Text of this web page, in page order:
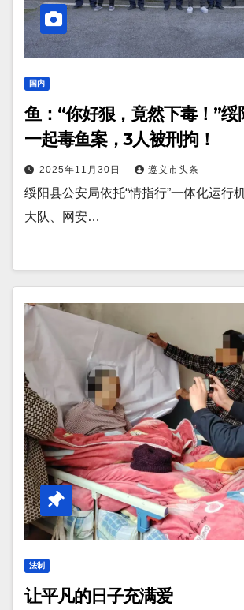
国内
鱼：“你好狠，竟然下毒！”绥
一起毒鱼案，3人被刑拘！
2025年11月30日 遵义市头条
绥阳县公安局依托“情指行”一体化运行
大队、网安…
法制
让平凡的日子充满爱